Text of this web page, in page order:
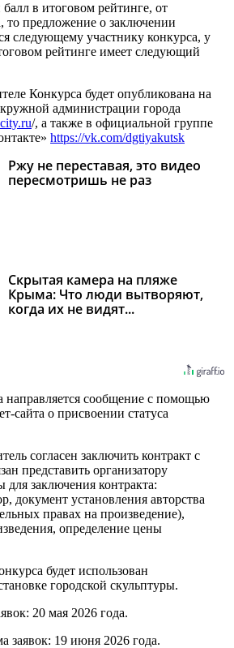
в итоговом рейтинге, от
то предложение о заключении
следующему участнику конкурса, у
рейтинге имеет следующий
Конкурса будет опубликована на
администрации города
/, а также в официальной группе
https://vk.com/dgtiyakutsk
Ржу не переставая, это видео
пересмотришь не раз
Скрытая камера на пляже
Крыма: Что люди вытворяют,
когда их не видят...
направляется сообщение с помощью
сайта о присвоении статуса
согласен заключить контракт с
представить организатору
заключения контракта:
документ установления авторства
правах на произведение),
определение цены
будет использован
городской скульптуры.
20 мая 2026 года.
заявок: 19 июня 2026 года.